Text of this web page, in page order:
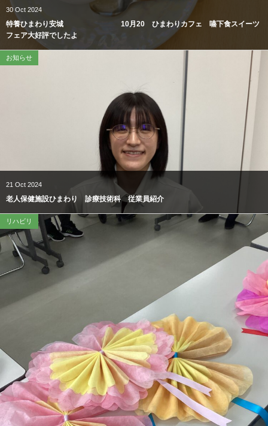
30 Oct 2024
特養ひまわり安城 10月20 ひまわりカフェ 嚥下食スイーツ
フェア大好評でしたよ
お知らせ
21 Oct 2024
老人保健施設ひまわり 診療技術科 従業員紹介
リハビリ